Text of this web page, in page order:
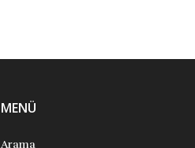
MENÜ
Arama